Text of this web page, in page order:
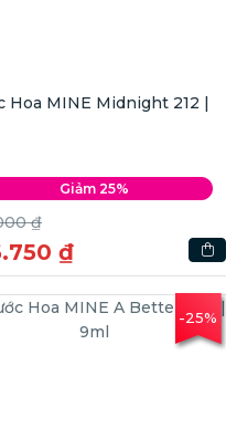
Hoa MINE Midnight 212 |
Giảm 25%
₫
₫
-25%